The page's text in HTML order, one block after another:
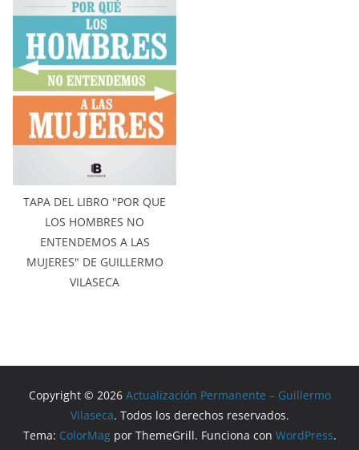
TAPA DEL LIBRO "POR QUE
LOS HOMBRES NO
ENTENDEMOS A LAS
MUJERES" DE GUILLERMO
VILASECA
Copyright © 2026 Actualización Permanente – Guillermo
Vilaseca. Todos los derechos reservados.
Tema: ColorMagpor ThemeGrill. Funciona con WordPress.